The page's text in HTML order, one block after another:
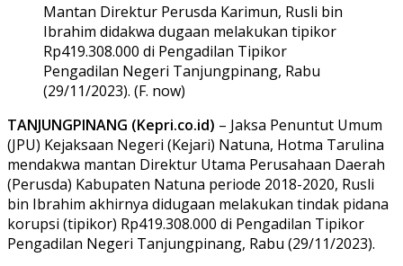
Mantan Direktur Perusda Karimun, Rusli bin
Ibrahim didakwa dugaan melakukan tipikor
Rp419.308.000 di Pengadilan Tipikor
Pengadilan Negeri Tanjungpinang, Rabu
(29/11/2023). (F. now)
TANJUNGPINANG (Kepri.co.id) – Jaksa Penuntut Umum
(JPU) Kejaksaan Negeri (Kejari) Natuna, Hotma Tarulina
mendakwa mantan Direktur Utama Perusahaan Daerah
(Perusda) Kabupaten Natuna periode 2018-2020, Rusli
bin Ibrahim akhirnya didugaan melakukan tindak pidana
korupsi (tipikor) Rp419.308.000 di Pengadilan Tipikor
Pengadilan Negeri Tanjungpinang, Rabu (29/11/2023).